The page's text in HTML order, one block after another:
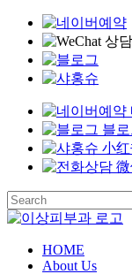
블로
小
Skip
to
main
content
Close
Menu
HOME
About Us